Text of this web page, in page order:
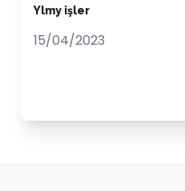
Ylmy işler
15/04/2023